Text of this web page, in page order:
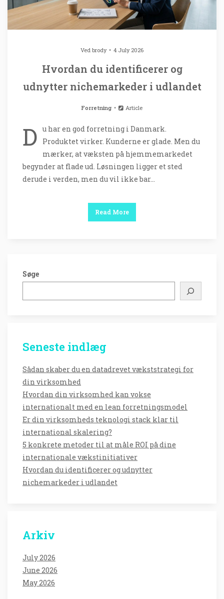
Ved brody 4 July 2026
Hvordan du identificerer og
udnytter nichemarkeder i udlandet
Forretning Article
D u har en god forretning i Danmark.
Produktet virker. Kunderne er glade. Men du
mærker, at væksten på hjemmemarkedet
begynder at flade ud. Løsningen ligger et sted
derude i verden, men du vil ikke bar…
Read More
Søge
Seneste indlæg
Sådan skaber du en datadrevet vækststrategi for
din virksomhed
Hvordan din virksomhed kan vokse
internationalt med en lean forretningsmodel
Er din virksomheds teknologi stack klar til
international skalering?
5 konkrete metoder til at måle ROI på dine
internationale vækstinitiativer
Hvordan du identificerer og udnytter
nichemarkeder i udlandet
Arkiv
July 2026
June 2026
May 2026